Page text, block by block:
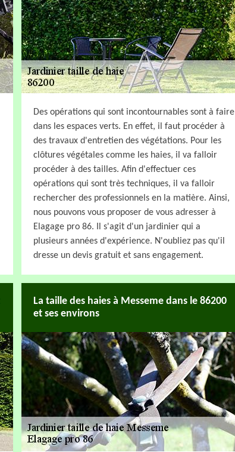
Des opérations qui sont incontournables sont à faire
dans les espaces verts. En effet, il faut procéder à
des travaux d'entretien des végétations. Pour les
clôtures végétales comme les haies, il va falloir
procéder à des tailles. Afin d'effectuer ces
opérations qui sont très techniques, il va falloir
rechercher des professionnels en la matière. Ainsi,
nous pouvons vous proposer de vous adresser à
Elagage pro 86. Il s'agit d'un jardinier qui a
plusieurs années d'expérience. N'oubliez pas qu'il
dresse un devis gratuit et sans engagement.
La taille des haies à Messeme dans le 86200
et ses environs